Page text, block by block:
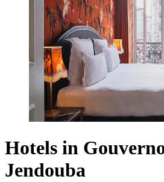
Hotels in
Jendouba